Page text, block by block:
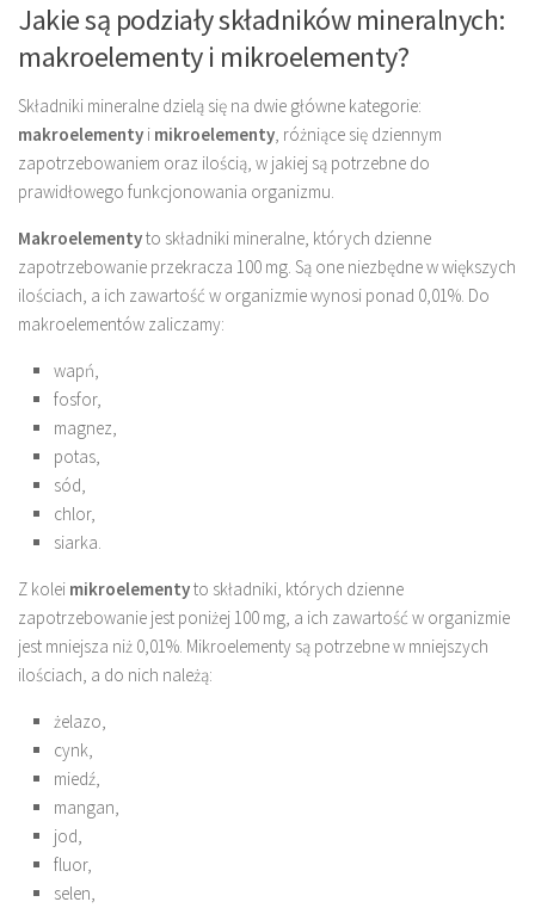
Jakie są podziały składników mineralnych:
makroelementy i mikroelementy?
Składniki mineralne dzielą się na dwie główne kategorie:
makroelementy i mikroelementy, różniące się dziennym
zapotrzebowaniem oraz ilością, w jakiej są potrzebne do
prawidłowego funkcjonowania organizmu.
Makroelementyto składniki mineralne, których dzienne
zapotrzebowanie przekracza 100 mg. Są one niezbędne w większych
ilościach, a ich zawartość w organizmie wynosi ponad 0,01%. Do
makroelementów zaliczamy:
wapń,
fosfor,
magnez,
potas,
sód,
chlor,
siarka.
Z kolei mikroelementyto składniki, których dzienne
zapotrzebowanie jest poniżej 100 mg, a ich zawartość w organizmie
jest mniejsza niż 0,01%. Mikroelementy są potrzebne w mniejszych
ilościach, a do nich należą:
żelazo,
cynk,
miedź,
mangan,
jod,
fluor,
selen,